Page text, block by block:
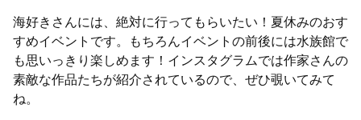
海好きさんには、絶対に行ってもらいたい！夏休みのおす
すめイベントです。もちろんイベントの前後には水族館で
も思いっきり楽しめます！インスタグラムでは作家さんの
素敵な作品たちが紹介されているので、ぜひ覗いてみて
ね。